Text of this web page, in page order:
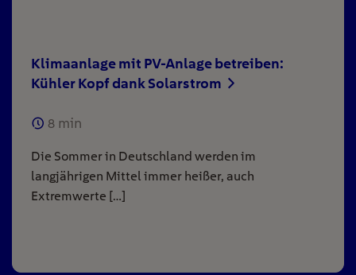
Klimaanlage mit PV-Anlage betreiben:
Kühler Kopf dank Solarstrom
8 min
Die Sommer in Deutschland werden im
langjährigen Mittel immer heißer, auch
Extremwerte […]